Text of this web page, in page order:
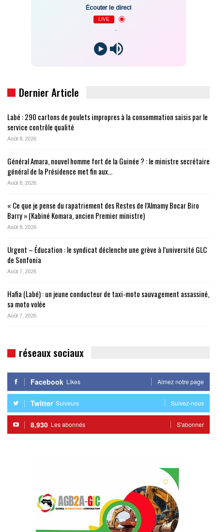
Écouter le direct
LIVE
Dernier Article
Labé : 290 cartons de poulets impropres à la consommation saisis par le
service contrôle qualité
Août 8, 2026
Général Amara, nouvel homme fort de la Guinée ? : le ministre secrétaire
général de la Présidence met fin aux…
Août 8, 2026
« Ce que je pense du rapatriement des Restes de l’Almamy Bocar Biro
Barry » (Kabiné Komara, ancien Premier ministre)
Août 8, 2026
Urgent – Éducation : le syndicat déclenche une grève à l’université GLC
de Sonfonia
Août 7, 2026
Hafia (Labé) : un jeune conducteur de taxi-moto sauvagement assassiné,
sa moto volée
Août 7, 2026
réseaux sociaux
Facebook Likes Aimez notre page
Twitter Suiveurs Suivez-nous
8,930 Les abonnés S'abonner